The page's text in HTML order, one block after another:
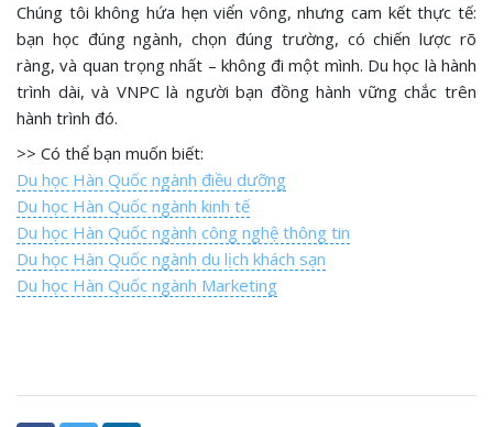
Chúng tôi không hứa hẹn viển vông, nhưng cam kết thực tế:
bạn học đúng ngành, chọn đúng trường, có chiến lược rõ
ràng, và quan trọng nhất – không đi một mình. Du học là hành
trình dài, và VNPC là người bạn đồng hành vững chắc trên
hành trình đó.
>> Có thể bạn muốn biết:
Du học Hàn Quốc ngành điều dưỡng
Du học Hàn Quốc ngành kinh tế
Du học Hàn Quốc ngành công nghệ thông tin
Du học Hàn Quốc ngành du lịch khách sạn
Du học Hàn Quốc ngành Marketing